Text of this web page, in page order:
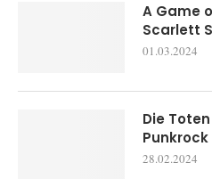
A Game
Scarlett
01.03.2024
Die
28.02.2024